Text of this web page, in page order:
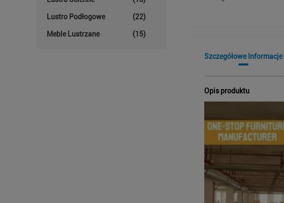
Lustro Podłogowe (22)
Meble Lustrzane (15)
Szczegółowe Informacje
Opis produktu